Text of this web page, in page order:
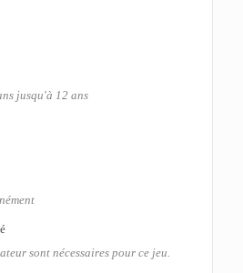
jusqu'à 12 ans
sont nécessaires pour ce jeu.